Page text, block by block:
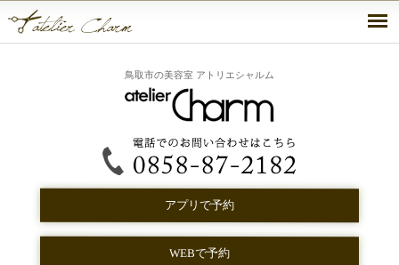
鳥取市の美容室 アトリエシャルム
アプリで予約
WEBで予約